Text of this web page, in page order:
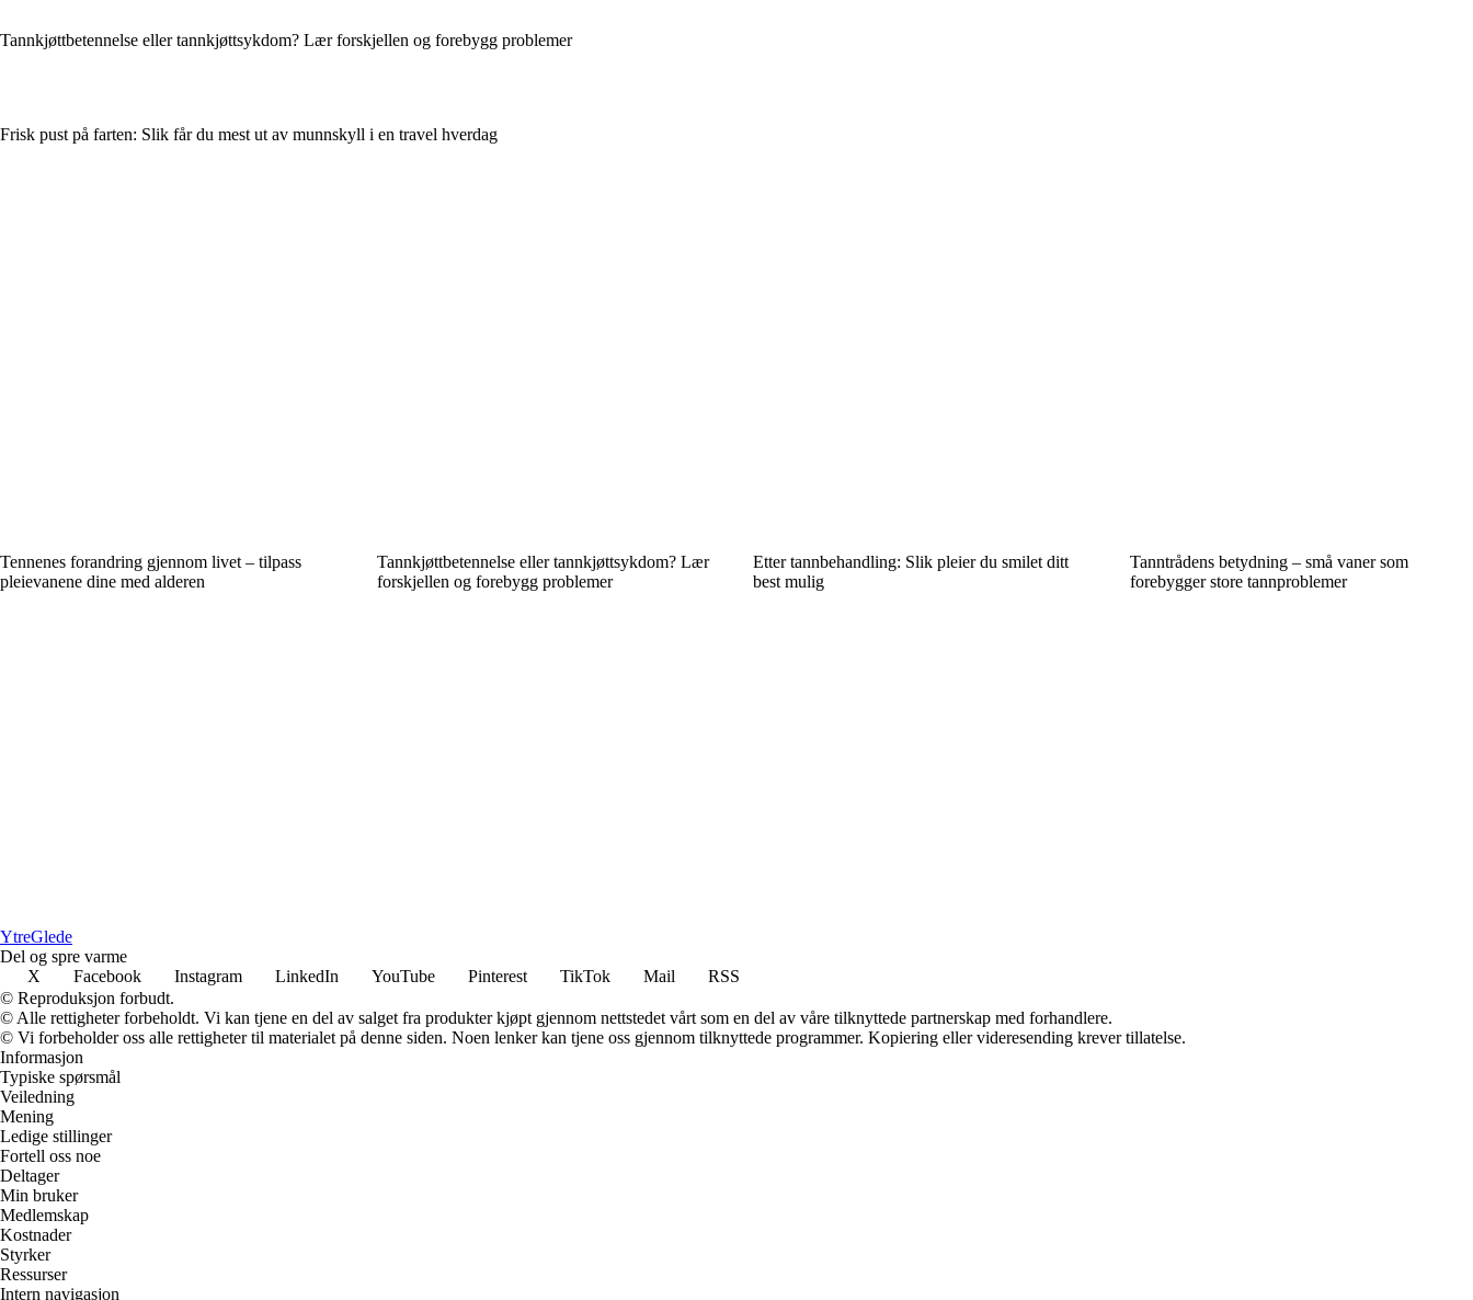
Tannkjøttbetennelse eller tannkjøttsykdom? Lær forskjellen og forebygg problemer
Frisk pust på farten: Slik får du mest ut av munnskyll i en travel hverdag
Tennenes forandring gjennom livet – tilpass
pleievanene dine med alderen
Tannkjøttbetennelse eller tannkjøttsykdom? Lær
forskjellen og forebygg problemer
Etter tannbehandling: Slik pleier du smilet ditt
best mulig
Tanntrådens betydning – små vaner som
forebygger store tannproblemer
YtreGlede
Del og spre varme
X
Facebook Instagram LinkedIn YouTube Pinterest TikTok Mail
RSS
© Reproduksjon forbudt.
© Alle rettigheter forbeholdt. Vi kan tjene en del av salget fra produkter kjøpt gjennom nettstedet vårt som en del av våre tilknyttede partnerskap med forhandlere.
© Vi forbeholder oss alle rettigheter til materialet på denne siden. Noen lenker kan tjene oss gjennom tilknyttede programmer. Kopiering eller videresending krever tillatelse.
Informasjon
Typiske spørsmål
Veiledning
Mening
Ledige stillinger
Fortell oss noe
Deltager
Min bruker
Medlemskap
Kostnader
Styrker
Ressurser
Intern navigasjon